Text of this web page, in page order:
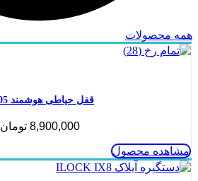
همه محصولات
قفل حیاطی هوشمند H005
8,900,000 تومان
مشاهده محصول